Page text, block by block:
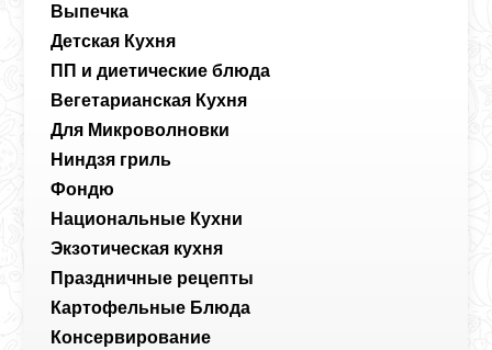
Выпечка
Детская Кухня
ПП и диетические блюда
Вегетарианская Кухня
Для Микроволновки
Ниндзя гриль
Фондю
Национальные Кухни
Экзотическая кухня
Праздничные рецепты
Картофельные Блюда
Консервирование